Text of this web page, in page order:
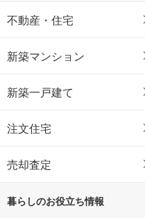
不動産・住宅
新築マンション
新築一戸建て
注文住宅
売却査定
暮らしのお役立ち情報